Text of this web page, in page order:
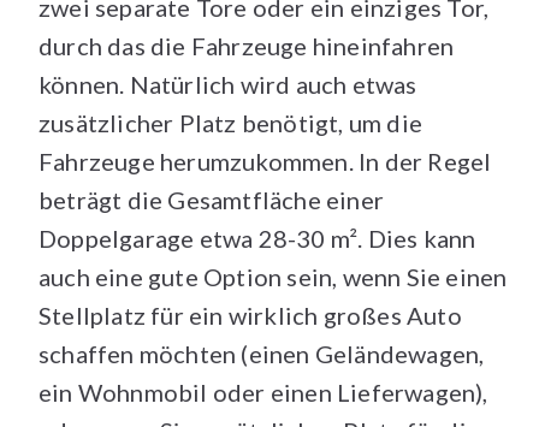
zwei separate Tore oder ein einziges Tor,
durch das die Fahrzeuge hineinfahren
können. Natürlich wird auch etwas
zusätzlicher Platz benötigt, um die
Fahrzeuge herumzukommen. In der Regel
beträgt die Gesamtfläche einer
Doppelgarage etwa 28-30 m². Dies kann
auch eine gute Option sein, wenn Sie einen
Stellplatz für ein wirklich großes Auto
schaffen möchten (einen Geländewagen,
ein Wohnmobil oder einen Lieferwagen),